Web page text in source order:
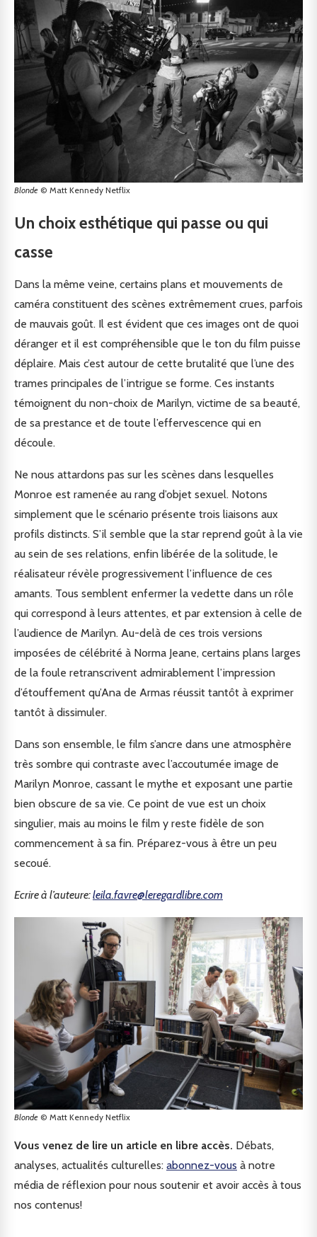
Blonde © Matt Kennedy Netflix
Un choix esthétique qui passe ou qui
casse
Dans la même veine, certains plans et mouvements de
caméra constituent des scènes extrêmement crues, parfois
de mauvais goût. Il est évident que ces images ont de quoi
déranger et il est compréhensible que le ton du film puisse
déplaire. Mais c’est autour de cette brutalité que l’une des
trames principales de l’intrigue se forme. Ces instants
témoignent du non-choix de Marilyn, victime de sa beauté,
de sa prestance et de toute l’effervescence qui en
découle.
Ne nous attardons pas sur les scènes dans lesquelles
Monroe est ramenée au rang d’objet sexuel. Notons
simplement que le scénario présente trois liaisons aux
profils distincts. S’il semble que la star reprend goût à la vie
au sein de ses relations, enfin libérée de la solitude, le
réalisateur révèle progressivement l’influence de ces
amants. Tous semblent enfermer la vedette dans un rôle
qui correspond à leurs attentes, et par extension à celle de
l’audience de Marilyn. Au-delà de ces trois versions
imposées de célébrité à Norma Jeane, certains plans larges
de la foule retranscrivent admirablement l’impression
d’étouffement qu’Ana de Armas réussit tantôt à exprimer
tantôt à dissimuler.
Dans son ensemble, le film s’ancre dans une atmosphère
très sombre qui contraste avec l’accoutumée image de
Marilyn Monroe, cassant le mythe et exposant une partie
bien obscure de sa vie. Ce point de vue est un choix
singulier, mais au moins le film y reste fidèle de son
commencement à sa fin. Préparez-vous à être un peu
secoué.
Ecrire à l’auteure:leila.favre@leregardlibre.com
Blonde © Matt Kennedy Netflix
Vous venez de lire un article en libre accès. Débats,
analyses, actualités culturelles: abonnez-vous à notre
média de réflexion pour nous soutenir et avoir accès à tous
nos contenus!